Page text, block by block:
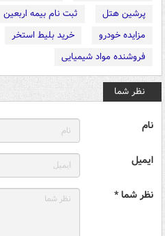
پرشین هتل
ثبت نام بیمه اربعین
مزایده خودرو
خرید بلیط استخر
فروشنده مواد شیمیایی
نظر شما
نام
ایمیل
نظر شما *